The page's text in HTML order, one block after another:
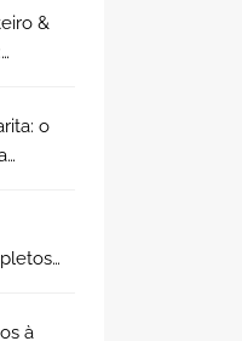
&
o
à